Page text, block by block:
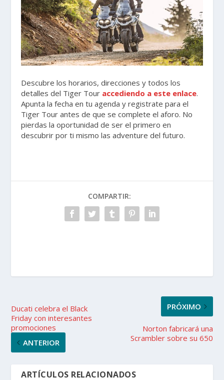
Descubre los horarios, direcciones y todos los
detalles del Tiger Tour accediendo a este enlace.
Apunta la fecha en tu agenda y registrate para el
Tiger Tour antes de que se complete el aforo. No
pierdas la oportunidad de ser el primero en
descubrir por ti mismo las adventure del futuro.
COMPARTIR:
Ducati celebra el Black
Friday con interesantes
promociones
ANTERIOR
PRÓXIMO
Norton fabricará una
Scrambler sobre su 650
ARTÍCULOS RELACIONADOS